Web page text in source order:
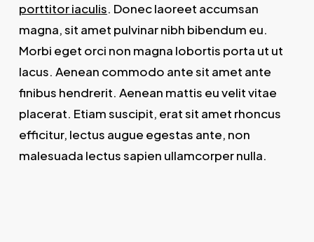
porttitor iaculis. Donec laoreet accumsan
magna, sit amet pulvinar nibh bibendum eu.
Morbi eget orci non magna lobortis porta ut ut
lacus. Aenean commodo ante sit amet ante
finibus hendrerit. Aenean mattis eu velit vitae
placerat. Etiam suscipit, erat sit amet rhoncus
efficitur, lectus augue egestas ante, non
malesuada lectus sapien ullamcorper nulla.